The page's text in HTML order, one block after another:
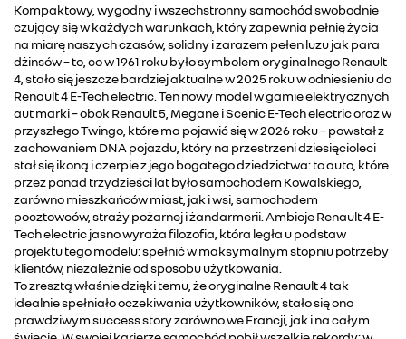
Kompaktowy, wygodny i wszechstronny samochód swobodnie
czujący się w każdych warunkach, który zapewnia pełnię życia
na miarę naszych czasów, solidny i zarazem pełen luzu jak para
dżinsów – to, co w 1961 roku było symbolem oryginalnego Renault
4, stało się jeszcze bardziej aktualne w 2025 roku w odniesieniu do
Renault 4 E-Tech electric. Ten nowy model w gamie elektrycznych
aut marki – obok Renault 5, Megane i Scenic E-Tech electric oraz w
przyszłego Twingo, które ma pojawić się w 2026 roku – powstał z
zachowaniem DNA pojazdu, który na przestrzeni dziesięcioleci
stał się ikoną i czerpie z jego bogatego dziedzictwa: to auto, które
przez ponad trzydzieści lat było samochodem Kowalskiego,
zarówno mieszkańców miast, jak i wsi, samochodem
pocztowców, straży pożarnej i żandarmerii. Ambicje Renault 4 E-
Tech electric jasno wyraża filozofia, która legła u podstaw
projektu tego modelu: spełnić w maksymalnym stopniu potrzeby
klientów, niezależnie od sposobu użytkowania.
To zresztą właśnie dzięki temu, że oryginalne Renault 4 tak
idealnie spełniało oczekiwania użytkowników, stało się ono
prawdziwym success story zarówno we Francji, jak i na całym